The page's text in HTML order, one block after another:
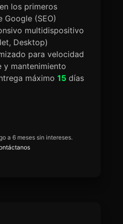
los primeros
Google (SEO)
multidispositivo
Desktop)
para velocidad
y mantenimiento
máximo 15días
a 6 meses sin intereses.